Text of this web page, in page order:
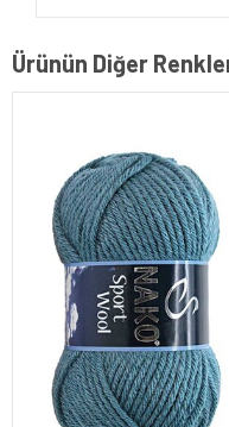
Ürünün Diğer